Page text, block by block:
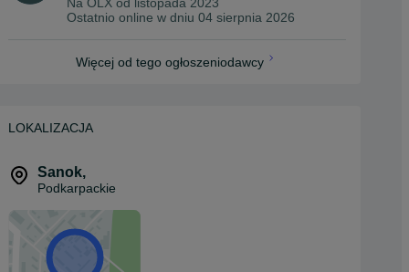
Na OLX od
listopada 2023
Ostatnio online w dniu 04 sierpnia 2026
Więcej od tego ogłoszeniodawcy
LOKALIZACJA
Sanok,
Podkarpackie